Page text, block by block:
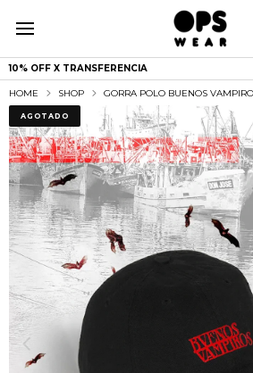
10% OFF X TRANSFERENCIA
HOME SHOP GORRA POLO BUENOS
AGOTADO